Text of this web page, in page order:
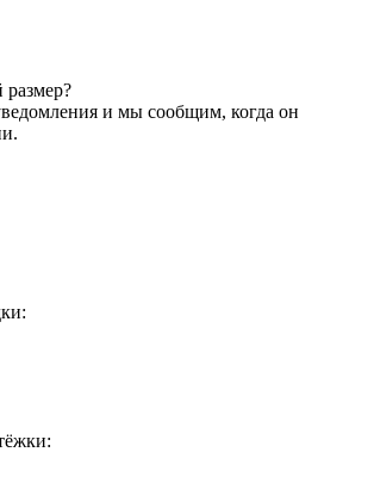
и мы сообщим, когда он